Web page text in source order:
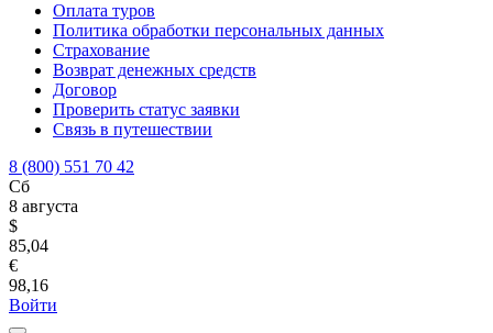
Оплата туров
Политика обработки персональных данных
Страхование
Возврат денежных средств
Договор
Проверить статус заявки
Связь в путешествии
8 (800) 551 70 42
Сб
8 августа
$
85,04
€
98,16
Войти